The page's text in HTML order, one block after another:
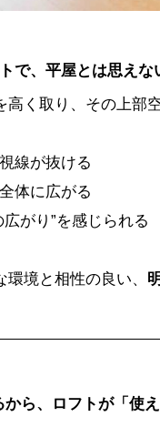
で、平屋とは思えな
高く取り、その上部
線が抜ける
体に広がる
がり”を感じられる
境と相性の良い、
ら、ロフトが「使